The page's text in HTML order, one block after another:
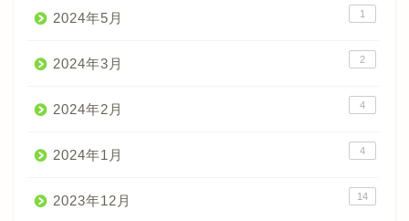
2024年5月 1
2024年3月 2
2024年2月 4
2024年1月 4
2023年12月 14